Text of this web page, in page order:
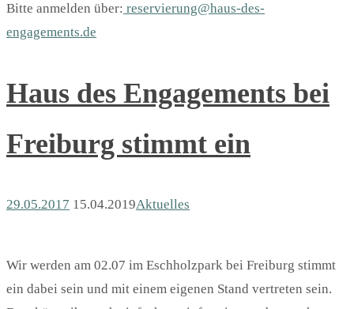
Bitte anmelden über: reservierung@haus-des-
engagements.de
Haus des Engagements bei
Freiburg stimmt ein
29.05.2017 15.04.2019Aktuelles
Wir werden am 02.07 im Eschholzpark bei Freiburg stimmt
ein dabei sein und mit einem eigenen Stand vertreten sein.